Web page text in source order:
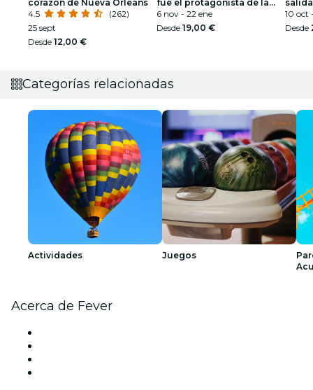
corazón de Nueva Orleans
4.5
(262)
25 sept
Desde 12,00 €
fue el protagonista de la
noche de soul
6 nov - 22 ene
Desde 19,00 €
10 oct
Desde
Categorías relacionadas
Actividades Juegos
Acerca de Fever